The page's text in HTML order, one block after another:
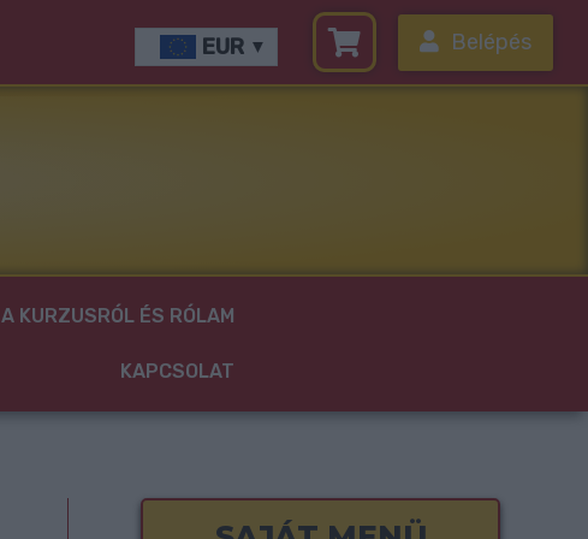
EUR Belépés
A KURZUSRÓL ÉS RÓLAM
KAPCSOLAT